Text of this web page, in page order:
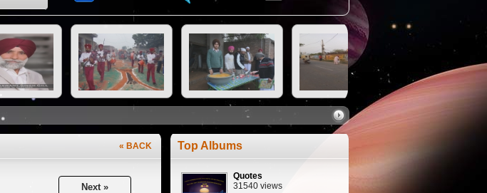
« BACK
Next »
Top Albums
Quotes
31540 views